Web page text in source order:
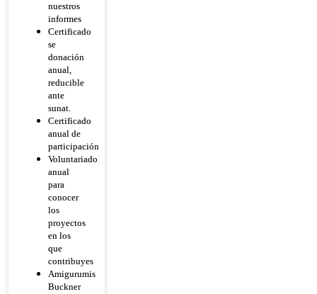
nuestros
informes
Certificado
se
donación
anual,
reducible
ante
sunat.
Certificado
anual de
participación
Voluntariado
anual
para
conocer
los
proyectos
en los
que
contribuyes
Amigurumis
Buckner